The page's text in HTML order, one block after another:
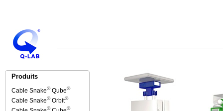
Produits
Cable Snake®Qube®
Cable Snake®Orbit®
® ®